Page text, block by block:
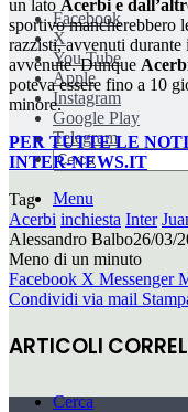
Facebook
X
You Tube
Apple
Instagram
Google Play
Telegram
Menu
Cerca
un lato Acerbi e
sportivo mancherebbero
razzisti, avvenuti
avvenute. Dunque
poteva essere fino a 10
minore.
PER TUTTE LE
INTER-NEWS.IT
Tag
Acerbi inchiesta Inter
Alessandro Balbo26/03/
Meno di un minuto
Facebook X Messenger
Condividi via mail
ARTICOLI